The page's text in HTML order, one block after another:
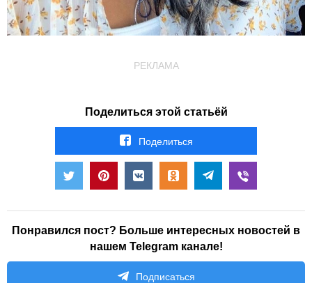
РЕКЛАМА
Поделиться этой статьёй
Поделиться
Понравился пост? Больше интересных новостей в
нашем Telegram канале!
Подписаться